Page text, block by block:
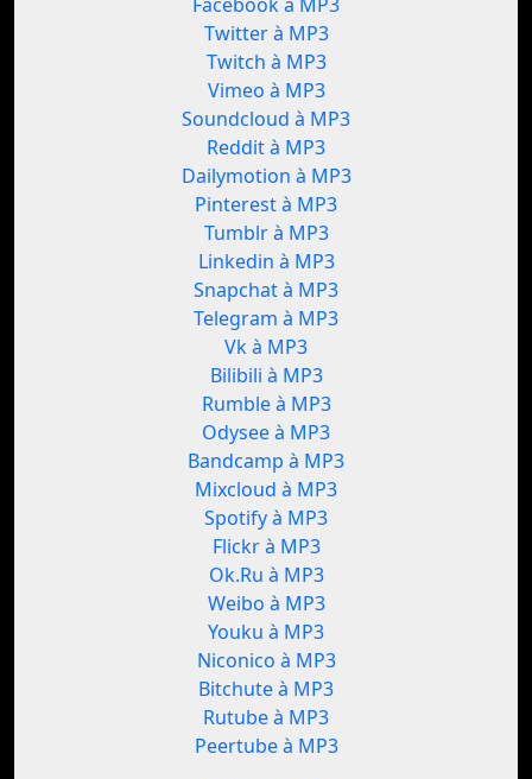
Twitter à MP3
Twitch à MP3
Vimeo à MP3
Soundcloud à MP3
Reddit à MP3
Dailymotion à MP3
Pinterest à MP3
Tumblr à MP3
Linkedin à MP3
Snapchat à MP3
Telegram à MP3
Vk à MP3
Bilibili à MP3
Rumble à MP3
Odysee à MP3
Bandcamp à MP3
Mixcloud à MP3
Spotify à MP3
Flickr à MP3
Ok.Ru à MP3
Weibo à MP3
Youku à MP3
Niconico à MP3
Bitchute à MP3
Rutube à MP3
Peertube à MP3